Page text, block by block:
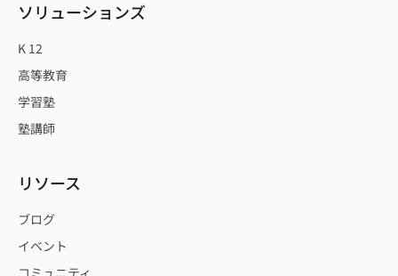
ソリューションズ
K 12
高等教育
学習塾
塾講師
リソース
ブログ
イベント